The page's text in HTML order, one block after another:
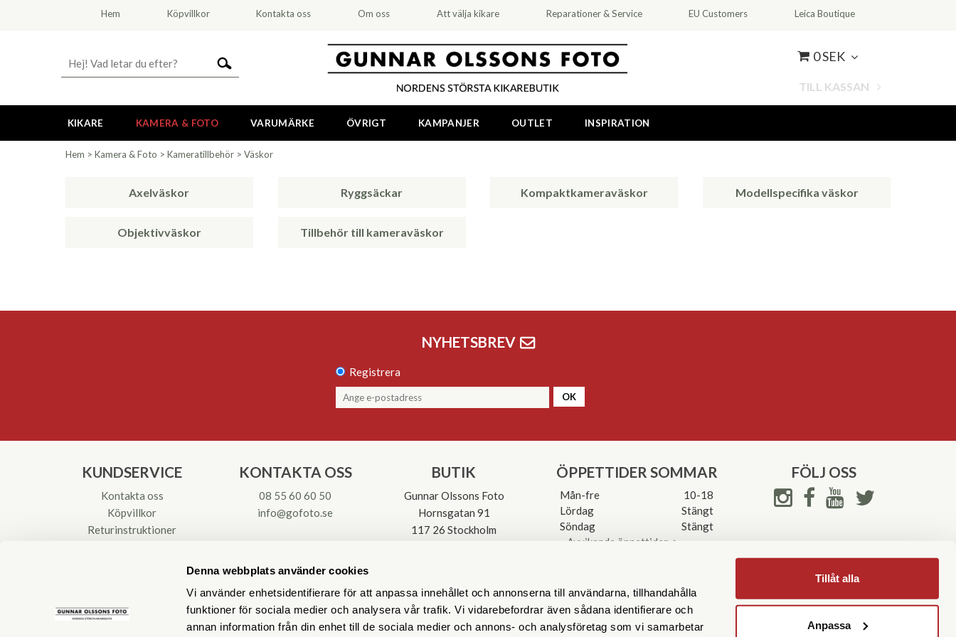
Denna webbplats använder cookies
Vi använder enhetsidentifierare för att anpassa innehållet och annonserna till användarna, tillhandahålla
funktioner för sociala medier och analysera vår trafik. Vi vidarebefordrar även sådana identifierare och
annan information från din enhet till de sociala medier och annons- och analysföretag som vi samarbetar
Tillåt alla
Anpassa
Hem Köpvillkor Kontakta oss Om oss Att välja kikare Reparationer & Service EU Customers Leica Boutique
0 SEK
TILL KASSAN
KIKARE KAMERA & FOTO VARUMÄRKE ÖVRIGT KAMPANJER OUTLET INSPIRATION
Hem > Kamera & Foto > Kameratillbehör > Väskor
Axelväskor Ryggsäckar Kompaktkameraväskor Modellspecifika väskor
Objektivväskor Tillbehör till kameraväskor
NYHETSBREV
Registrera
OK
KUNDSERVICE
Kontakta oss
Köpvillkor
Returinstruktioner
KONTAKTA OSS
08 55 60 60 50
info@gofoto.se
BUTIK
Gunnar Olssons Foto
Hornsgatan 91
117 26 Stockholm
ÖPPETTIDER SOMMAR
Mån-fre
10-18
Lördag
Stängt
Söndag
Stängt
Avvikande öppettider->
FÖLJ OSS